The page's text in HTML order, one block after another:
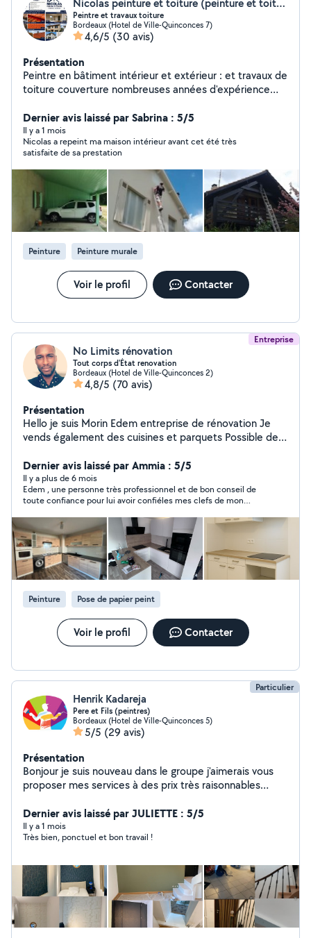
Nicolas peinture et toiture (peinture et toiture)
Peintre et travaux toiture
Bordeaux (Hotel de Ville-Quinconces 7)
4,6/5 (30 avis)
Présentation
Peintre en bâtiment intérieur et extérieur : et travaux de
toiture couverture nombreuses années d'expérience
d'expérience Travail propre et soigné possibilité
d'intervention urgent si possible avec mon équipe
,n'hésitez pas à me contacter cordialement. Ent: Nicolas
Peinture et Toiture
Dernier avis laissé par Sabrina : 5/5
Il y a 1 mois
Nicolas a repeint ma maison intérieur avant cet été très
satisfaite de sa prestation
Peinture Peinture murale
Voir le profil Contacter
Entreprise
No Limits rénovation
Tout corps d'État renovation
Bordeaux (Hotel de Ville-Quinconces 2)
4,8/5 (70 avis)
Présentation
Hello je suis Morin Edem entreprise de rénovation Je
vends également des cuisines et parquets Possible de
d'ameublement et rénovation Mais également
architecte et super bricoleur je réalise plusieurs projets
Décoration ou ameublement ou même rénovation Je
collabore régulièrement avec des agences immobilières
et collectivités Je dispose également d'une équipe dans
différents domaines J'ai un réel plaisir à faire mon métier
et me lancer dans des projets meme les plus fous J'ai
toujours une équipe avec moi Je propose mes services
pour -Carrelages -cuisiniste -peinture -électricité -
Plomberie -Placo et enduit -Pose de parquet et
revêtement au sol -Maçonnerie -Décoration Rapide et
efficace je dispose d'une assurance
Dernier avis laissé par Ammia : 5/5
Il y a plus de 6 mois
Edem , une personne très professionnel et de bon conseil de
toute confiance pour lui avoir confiéles mes clefs de mon
Peinture Pose de papier peint
Voir le profil Contacter
Particulier
Henrik Kadareja
Pere et Fils (peintres)
Bordeaux (Hotel de Ville-Quinconces 5)
5/5 (29 avis)
Présentation
Bonjour je suis nouveau dans le groupe j'aimerais vous
proposer mes services à des prix très raisonnables
peinture intérieure et extérieure ainsi que tous les
travaux comme -Bande joint -enduit gros - enduit de
lissage - papier peints - peintures décoratives -
parquet -carrelage
Dernier avis laissé par JULIETTE : 5/5
Il y a 1 mois
Très bien, ponctuel et bon travail !